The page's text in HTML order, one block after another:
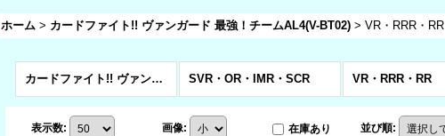
ホーム > カードファイト!! ヴァンガード 最強！チームAL4(V-BT02) > VR・RRR・RR
カードファイト!! ヴァンガード 最強！チームAL4(V-BT02) (全商品) SVR・OR・IMR・SCR VR・RRR・RR
表示数: 画像: 在庫あり 並び順: